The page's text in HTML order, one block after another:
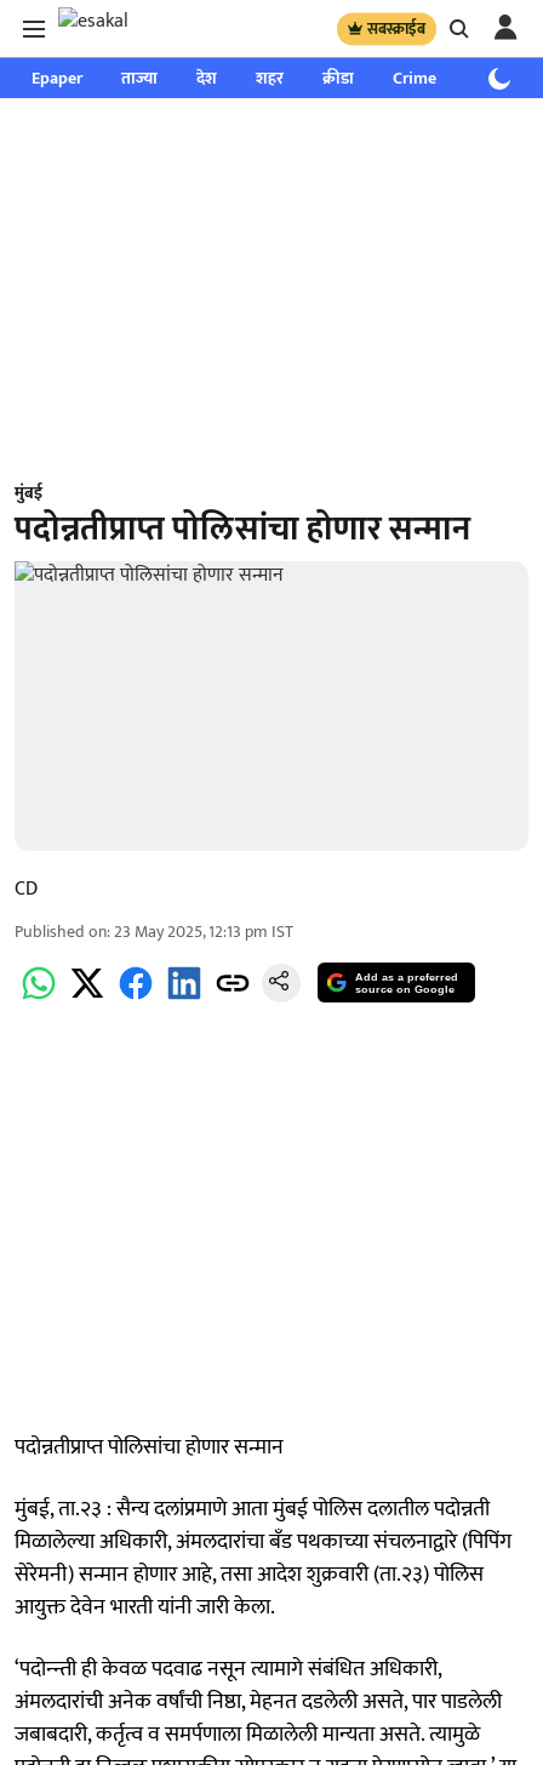
सबस्क्राईब
Epaper ताज्या देश शहर क्रीडा Crime साप्ताहिक
मुंबई
पदोन्नतीप्राप्त पोलिसांचा होणार सन्मान
CD
Published on:23 May 2025, 12:13 pm IST
Add as a preferred
source on Google
पदोन्नतीप्राप्त पोलिसांचा होणार सन्मान
मुंबई, ता.२३ : सैन्य दलांप्रमाणे आता मुंबई पोलिस दलातील पदोन्नती
मिळालेल्या अधिकारी, अंमलदारांचा बँड पथकाच्या संचलनाद्वारे (पिपिंग
सेरेमनी) सन्मान होणार आहे, तसा आदेश शुक्रवारी (ता.२३) पोलिस
आयुक्त देवेन भारती यांनी जारी केला.
‘पदोन्न्ती ही केवळ पदवाढ नसून त्यामागे संबंधित अधिकारी,
अंमलदारांची अनेक वर्षांची निष्ठा, मेहनत दडलेली असते, पार पाडलेली
जबाबदारी, कर्तृत्व व समर्पणाला मिळालेली मान्यता असते. त्यामुळे